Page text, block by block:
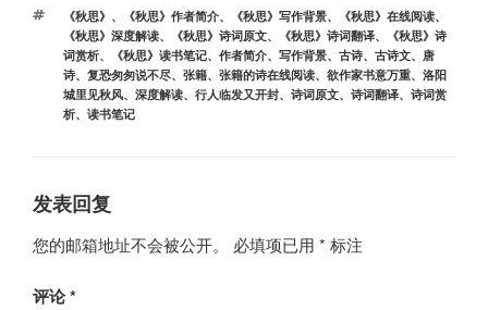
标
签
《秋思》 、 《秋思》作者简介、 《秋思》写作背景、 《秋思》在线阅读、
《秋思》深度解读、 《秋思》诗词原文、 《秋思》诗词翻译、
《秋思》诗
词赏析、 《秋思》读书笔记、 作者简介、 写作背景、 古诗、 古诗文、 唐
诗、 复恐匆匆说不尽、 张籍、 张籍的诗在线阅读、 欲作家书意万重、 洛阳
城里见秋风、 深度解读、 行人临发又开封、 诗词原文、 诗词翻译、 诗词赏
析、 读书笔记
发表回复
您的邮箱地址不会被公开。 必填项已用 * 标注
评论*